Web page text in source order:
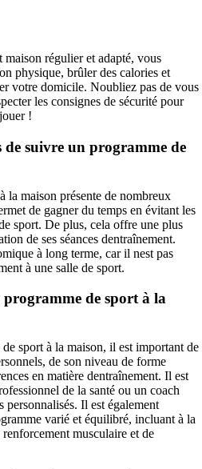
régulier et adapté, vous
physique, brûler des calories et
votre domicile. Noubliez pas de vous
les consignes de sécurité pour
!
de suivre un programme de
la maison présente de nombreux
de gagner du temps en évitant les
sport. De plus, cela offre une plus
de ses séances dentraînement.
à long terme, car il nest pas
à une salle de sport.
de sport à la
sport à la maison, il est important de
de son niveau de forme
en matière dentraînement. Il est
de la santé ou un coach
Il est également
varié et équilibré, incluant à la
musculaire et de